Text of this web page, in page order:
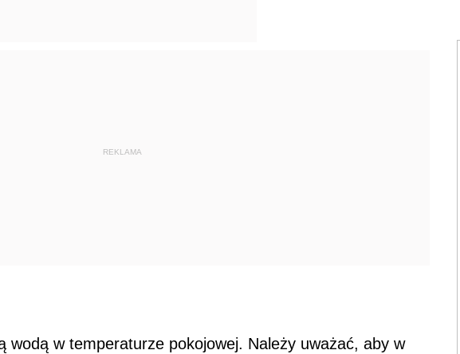
REKLAMA
wodą w temperaturze pokojowej. Należy uważać, aby w